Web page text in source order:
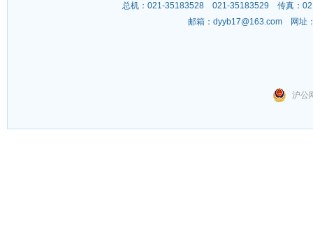
总机：021-35183528 021-35183529 传真：
邮箱： dyyb17@163.com 网址
沪公